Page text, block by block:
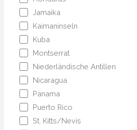
Jamaika
Kaimaninseln
Kuba
Montserrat
Niederländische Antillen
Nicaragua
Panama
Puerto Rico
St. Kitts/Nevis